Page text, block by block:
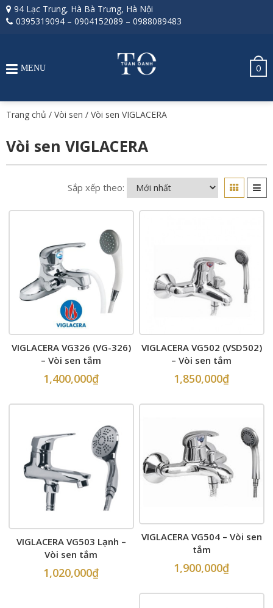
94 Lạc Trung, Hà Bà Trưng, Hà Nội
0395319094 – 0904152089 – 0988089483
0
MENU
Trang chủ / Vòi sen / Vòi sen VIGLACERA
Vòi sen VIGLACERA
Sắp xếp theo:
VIGLACERA VG326 (VG-326)
– Vòi sen tắm
1,400,000₫
VIGLACERA VG502 (VSD502)
– Vòi sen tắm
1,850,000₫
VIGLACERA VG503 Lạnh –
Vòi sen tắm
1,020,000₫
VIGLACERA VG504 – Vòi sen
tắm
1,900,000₫